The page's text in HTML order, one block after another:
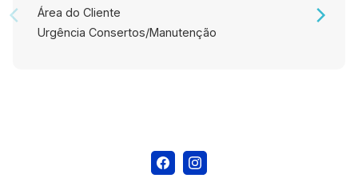
Área do Cliente
Urgência Consertos/Manutenção